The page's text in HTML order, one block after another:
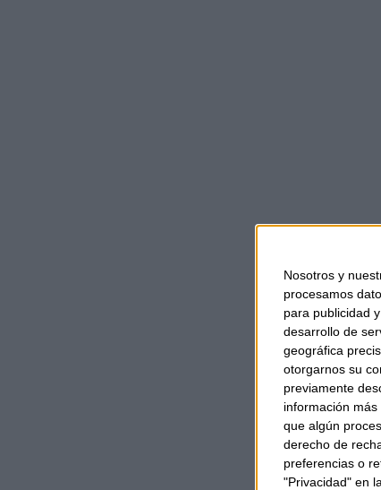
Nosotros y
procesamos
para publicidad
desarrollo de
geográfica
otorgarnos su
previamente
información
que algún
derecho de
preferencias o
"Privacidad" en